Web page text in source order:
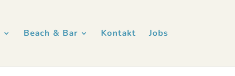
Beach & Bar Kontakt Jobs